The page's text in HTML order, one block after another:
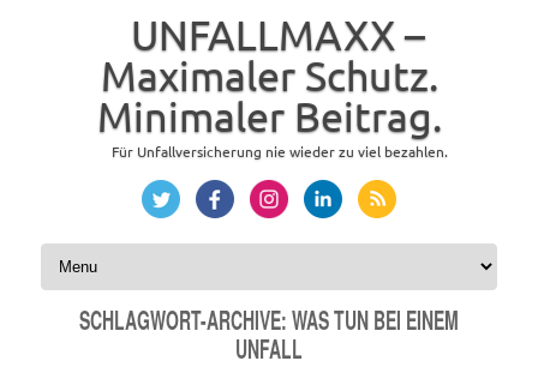
UNFALLMAXX –
Maximaler Schutz.
Minimaler Beitrag.
Für Unfallversicherung nie wieder zu viel bezahlen.
Zum Inhalt springen
SCHLAGWORT-ARCHIVE:WAS TUN BEI EINEM
UNFALL